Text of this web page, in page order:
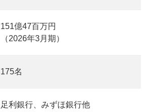
151億47百万円
（2026年3月期）
175名
足利銀行、みずほ銀行他